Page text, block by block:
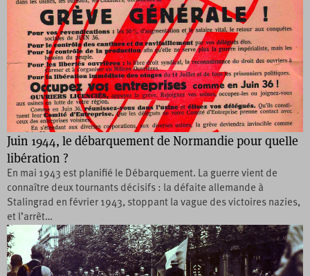
Juin 1944, le débarquement de Normandie pour quelle
libération ?
En mai 1943 est planifié le Débarquement. La guerre vient de
connaître deux tournants décisifs : la défaite allemande à
Stalingrad en février 1943, stoppant la vague des victoires nazies,
et l’arrêt…